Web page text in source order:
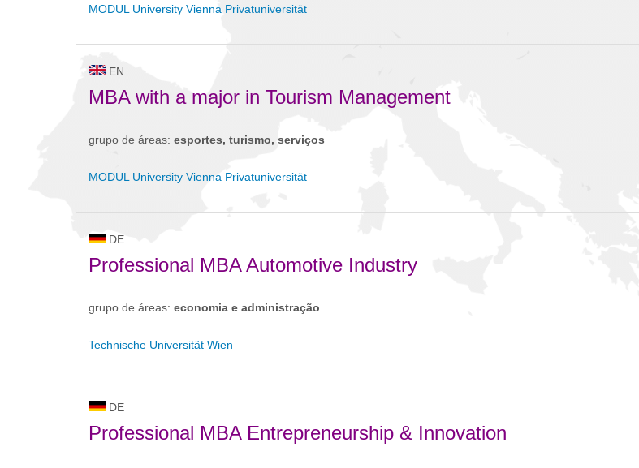
MODUL University Vienna Privatuniversität
EN
MBA with a major in Tourism Management
grupo de áreas: esportes, turismo, serviços
MODUL University Vienna Privatuniversität
DE
Professional MBA Automotive Industry
grupo de áreas: economia e administração
Technische Universität Wien
DE
Professional MBA Entrepreneurship & Innovation